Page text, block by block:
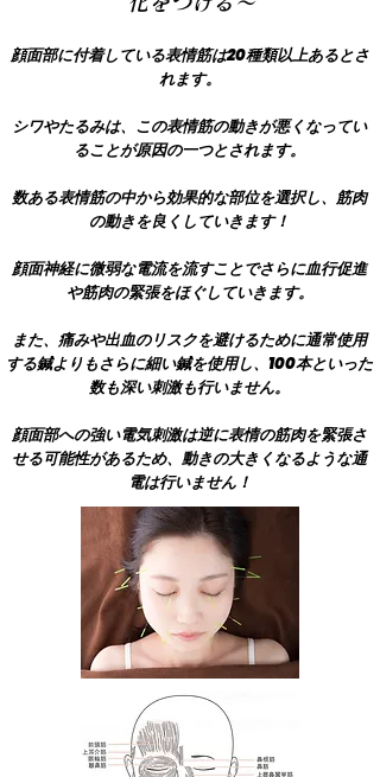
顔面部に付着している表情筋は20種類以上あるとさ
れます。
シワやたるみは、この表情筋の動きが悪くなってい
ることが原因の一つとされます。
数ある表情筋​の中から効果的な部位を選択し、筋肉
の動きを良くしていきます！
顔面神経に微弱な電流を流すことでさらに血行促進
や筋肉の緊張をほぐしていきます。
また、痛みや出血のリスクを避けるために通常使用
する鍼よりもさらに細い鍼を使用し、100本といった
数も深い刺激も行いません。
​顔面部への強い電気刺激は逆に表情の筋肉を緊張さ
せる可能性があるため、動きの大きくなるような通
電は行いません！